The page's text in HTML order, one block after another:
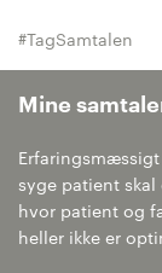
#TagSamtalen
Mine
syge patient
hvor patient og
heller ikke er